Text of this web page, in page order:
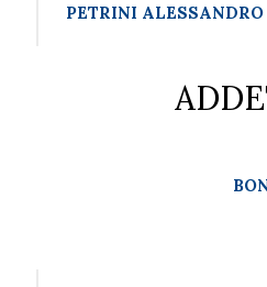
PETRINI ALESSANDRO